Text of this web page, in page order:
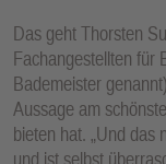
Das geht Thorsten
Fachangestellten für
Bademeister
Aussage am
bieten hat. „Und das
und ist selbst